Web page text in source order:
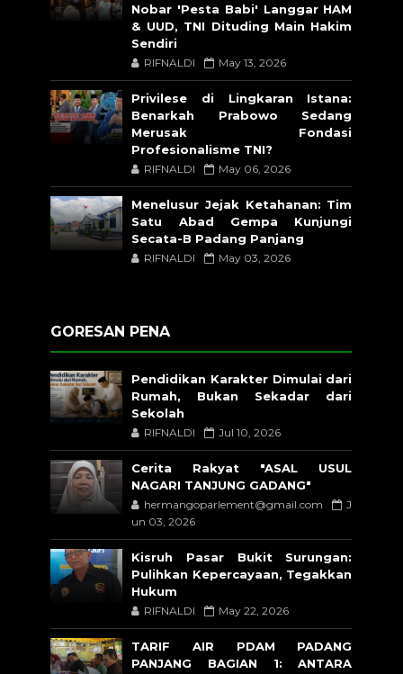
Nobar 'Pesta Babi' Langgar HAM
& UUD, TNI Dituding Main Hakim
Sendiri
RIFNALDI May 13, 2026
Privilese di Lingkaran Istana:
Benarkah Prabowo Sedang
Merusak Fondasi
Profesionalisme TNI?
RIFNALDI May 06, 2026
Menelusur Jejak Ketahanan: Tim
Satu Abad Gempa Kunjungi
Secata-B Padang Panjang
RIFNALDI May 03, 2026
GORESAN PENA
Pendidikan Karakter Dimulai dari
Rumah, Bukan Sekadar dari
Sekolah
RIFNALDI Jul 10, 2026
Cerita Rakyat "ASAL USUL
NAGARI TANJUNG GADANG"
hermangoparlement@gmail.com
J
un 03, 2026
Kisruh Pasar Bukit Surungan:
Pulihkan Kepercayaan, Tegakkan
Hukum
RIFNALDI May 22, 2026
TARIF AIR PDAM PADANG
PANJANG BAGIAN 1: ANTARA